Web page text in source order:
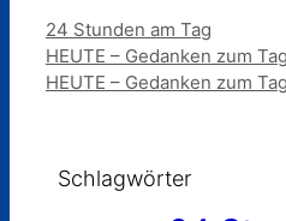
Kategorien
24 Stunden am Tag
HEUTE – Gedanken zum
HEUTE – Gedanken zum
Schlagwörter